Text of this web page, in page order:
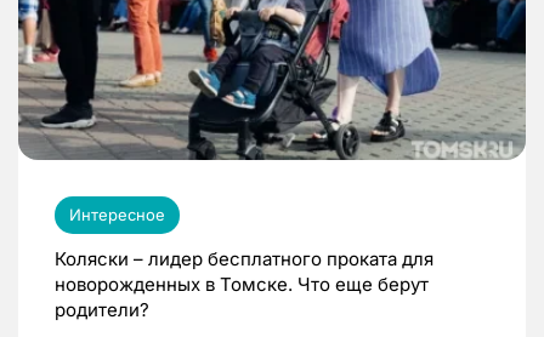
Интересное
Коляски – лидер бесплатного проката для
новорожденных в Томске. Что еще берут
родители?